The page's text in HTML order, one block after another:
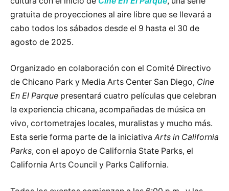
gratuita de proyecciones al aire libre que se llevará a
cabo todos los sábados desde el 9 hasta el 30 de
agosto de 2025.
Organizado en colaboración con el Comité Directivo
de Chicano Park y Media Arts Center San Diego, Cine
En El Parque presentará cuatro películas que celebran
la experiencia chicana, acompañadas de música en
vivo, cortometrajes locales, muralistas y mucho más.
Esta serie forma parte de la iniciativa Arts in California
Parks, con el apoyo de California State Parks, el
California Arts Council y Parks California.